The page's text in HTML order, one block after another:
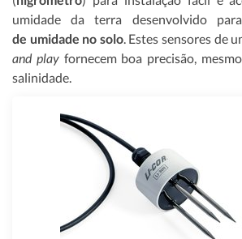
umidade da terra desenvolvido
de umidade no solo. Estes sensores de
and playfornecem boa precisão,
salinidade.